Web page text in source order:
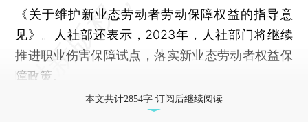
《关于维护新业态劳动者劳动保障权益的指导意
见》。人社部还表示，2023年，人社部门将继续
推进职业伤害保障试点，落实新业态劳动者权益保
障政策。
本文共计2854字 订阅后继续阅读